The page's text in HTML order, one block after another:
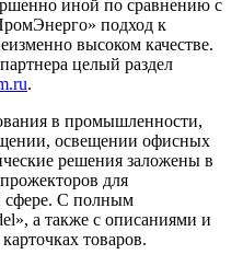
иной по сравнению с
подход к
высоком качестве.
целый раздел
.
в промышленности,
освещении офисных
решения заложены в
для
сфере. С полным
а также с описаниями и
товаров.